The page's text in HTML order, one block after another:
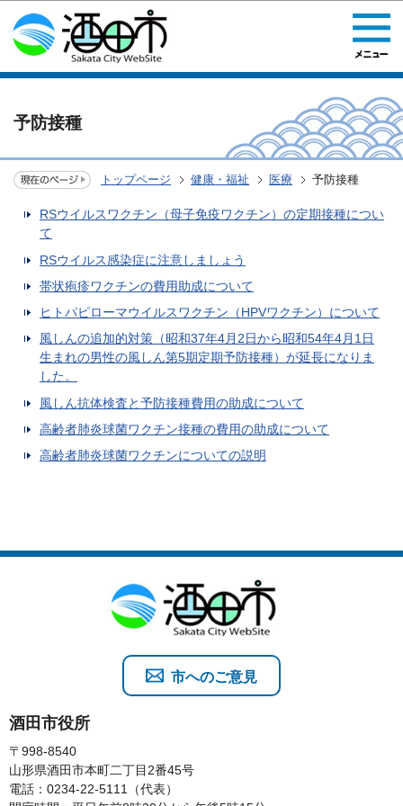
このページの本文へ移動
予防接種
トップページ 健康・福祉 医療 予防接種
RSウイルスワクチン（母子免疫ワクチン）の定期接種につい
て
RSウイルス感染症に注意しましょう
帯状疱疹ワクチンの費用助成について
ヒトパピローマウイルスワクチン（HPVワクチン）について
風しんの追加的対策（昭和37年4月2日から昭和54年4月1日
生まれの男性の風しん第5期定期予防接種）が延長になりま
した。
風しん抗体検査と予防接種費用の助成について
高齢者肺炎球菌ワクチン接種の費用の助成について
高齢者肺炎球菌ワクチンについての説明
酒田市役所
〒998-8540
山形県酒田市本町二丁目2番45号
電話：0234-22-5111（代表）
市へのご意見